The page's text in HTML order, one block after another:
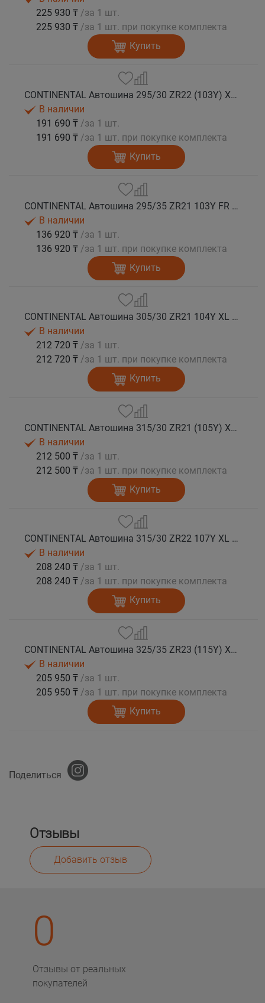
225 930 ₸ /за 1 шт.
225 930 ₸ /за 1 шт. при покупке комплекта
Купить
CONTINENTAL Автошина 295/30 ZR22 (103Y) XL FR SportContact 7 лето
В наличии
191 690 ₸ /за 1 шт.
191 690 ₸ /за 1 шт. при покупке комплекта
Купить
CONTINENTAL Автошина 295/35 ZR21 103Y FR SportContact 7 MGT лето
В наличии
136 920 ₸ /за 1 шт.
136 920 ₸ /за 1 шт. при покупке комплекта
Купить
CONTINENTAL Автошина 305/30 ZR21 104Y XL FR SportContact 7 лето
В наличии
212 720 ₸ /за 1 шт.
212 720 ₸ /за 1 шт. при покупке комплекта
Купить
CONTINENTAL Автошина 315/30 ZR21 (105Y) XL FR SportContact 7 MO1 лето
В наличии
212 500 ₸ /за 1 шт.
212 500 ₸ /за 1 шт. при покупке комплекта
Купить
CONTINENTAL Автошина 315/30 ZR22 107Y XL FR SportContact 7 лето
В наличии
208 240 ₸ /за 1 шт.
208 240 ₸ /за 1 шт. при покупке комплекта
Купить
CONTINENTAL Автошина 325/35 ZR23 (115Y) XL FR SportContact 7 лето
В наличии
205 950 ₸ /за 1 шт.
205 950 ₸ /за 1 шт. при покупке комплекта
Купить
Поделиться
Отзывы
Добавить отзыв
0
Отзывы от реальных
покупателей